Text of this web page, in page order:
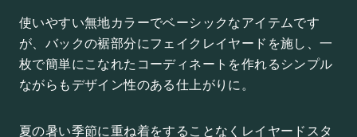
使いやすい無地カラーでベーシックなアイテムです
が、バックの裾部分にフェイクレイヤードを施し、一
枚で簡単にこなれたコーディネートを作れるシンプル
ながらもデザイン性のある仕上がりに。
夏の暑い季節に重ね着をすることなくレイヤードスタ